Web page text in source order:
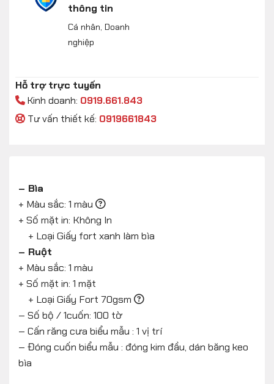
thông tin
Cá nhân, Doanh
nghiệp
Hỗ trợ trực tuyến
Kinh doanh: 0919.661.843
Tư vấn thiết kế: 0919661843
– Bìa
+ Màu sắc: 1 màu
+ Số mặt in: Không In
+ Loại Giấy fort xanh làm bìa
– Ruột
+ Màu sắc: 1 màu
+ Số mặt in: 1 mặt
+ Loại Giấy Fort 70gsm
– Số bộ / 1cuốn: 100 tờ
– Cấn răng cưa biểu mẫu : 1 vị trí
– Đóng cuốn biểu mẫu : đóng kim đầu, dán băng keo
bìa